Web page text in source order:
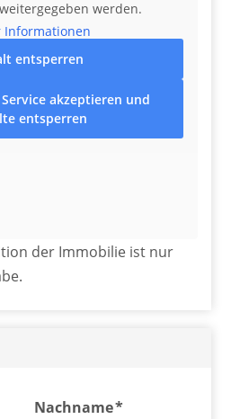
werden.
Informationen
entsperren
akzeptieren und
entsperren
der Immobilie ist nur
Nachname *